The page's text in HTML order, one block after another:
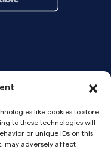
like cookies to store
to these technologies will
or unique IDs on this
may adversely affect